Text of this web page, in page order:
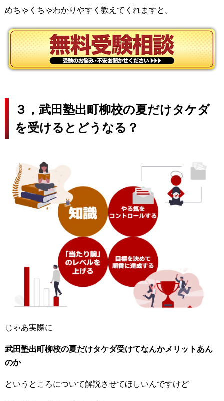
めちゃくちゃわかりやすく教えてくれますと。
３，武田塾出町柳校の夏だけタケダ
を受けるとどうなる？
じゃあ実際に
武田塾出町柳校の夏だけタケダ受けてなんかメリットあん
のか
というところについて解説させてほしいんですけど